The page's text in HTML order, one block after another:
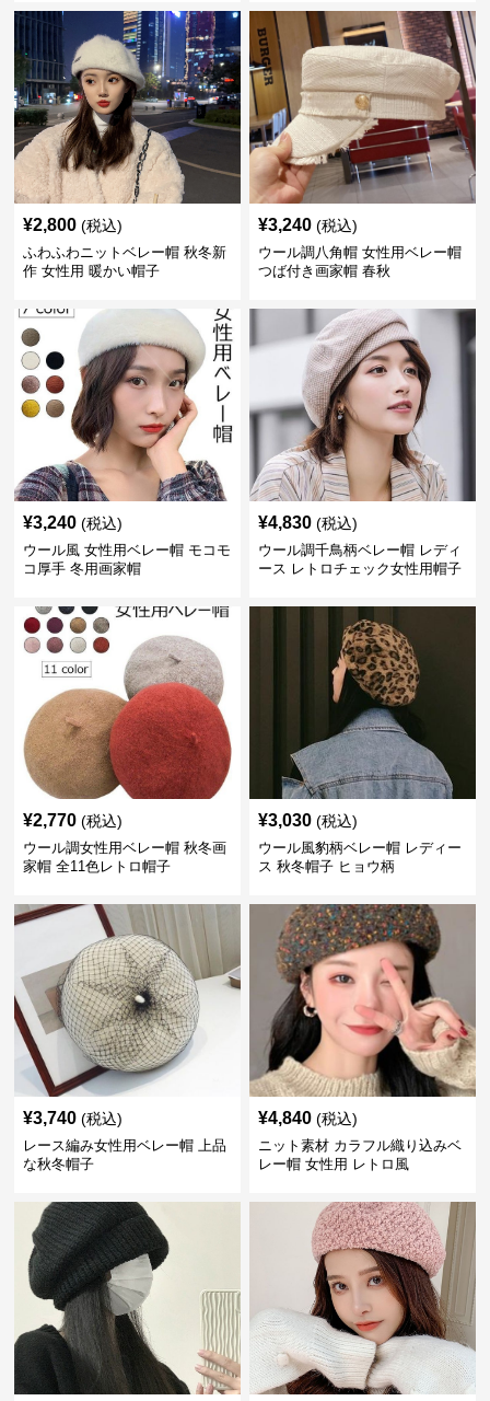
¥2,800 (税込)
ふわふわニットベレー帽 秋冬新
作 女性用 暖かい帽子
¥3,240 (税込)
ウール調八角帽 女性用ベレー帽
つば付き画家帽 春秋
¥3,240 (税込)
ウール風 女性用ベレー帽 モコモ
コ厚手 冬用画家帽
¥4,830 (税込)
ウール調千鳥柄ベレー帽 レディ
ース レトロチェック女性用帽子
¥2,770 (税込)
ウール調女性用ベレー帽 秋冬画
家帽 全11色レトロ帽子
¥3,030 (税込)
ウール風豹柄ベレー帽 レディー
ス 秋冬帽子 ヒョウ柄
¥3,740 (税込)
レース編み女性用ベレー帽 上品
な秋冬帽子
¥4,840 (税込)
ニット素材 カラフル織り込みベ
レー帽 女性用 レトロ風